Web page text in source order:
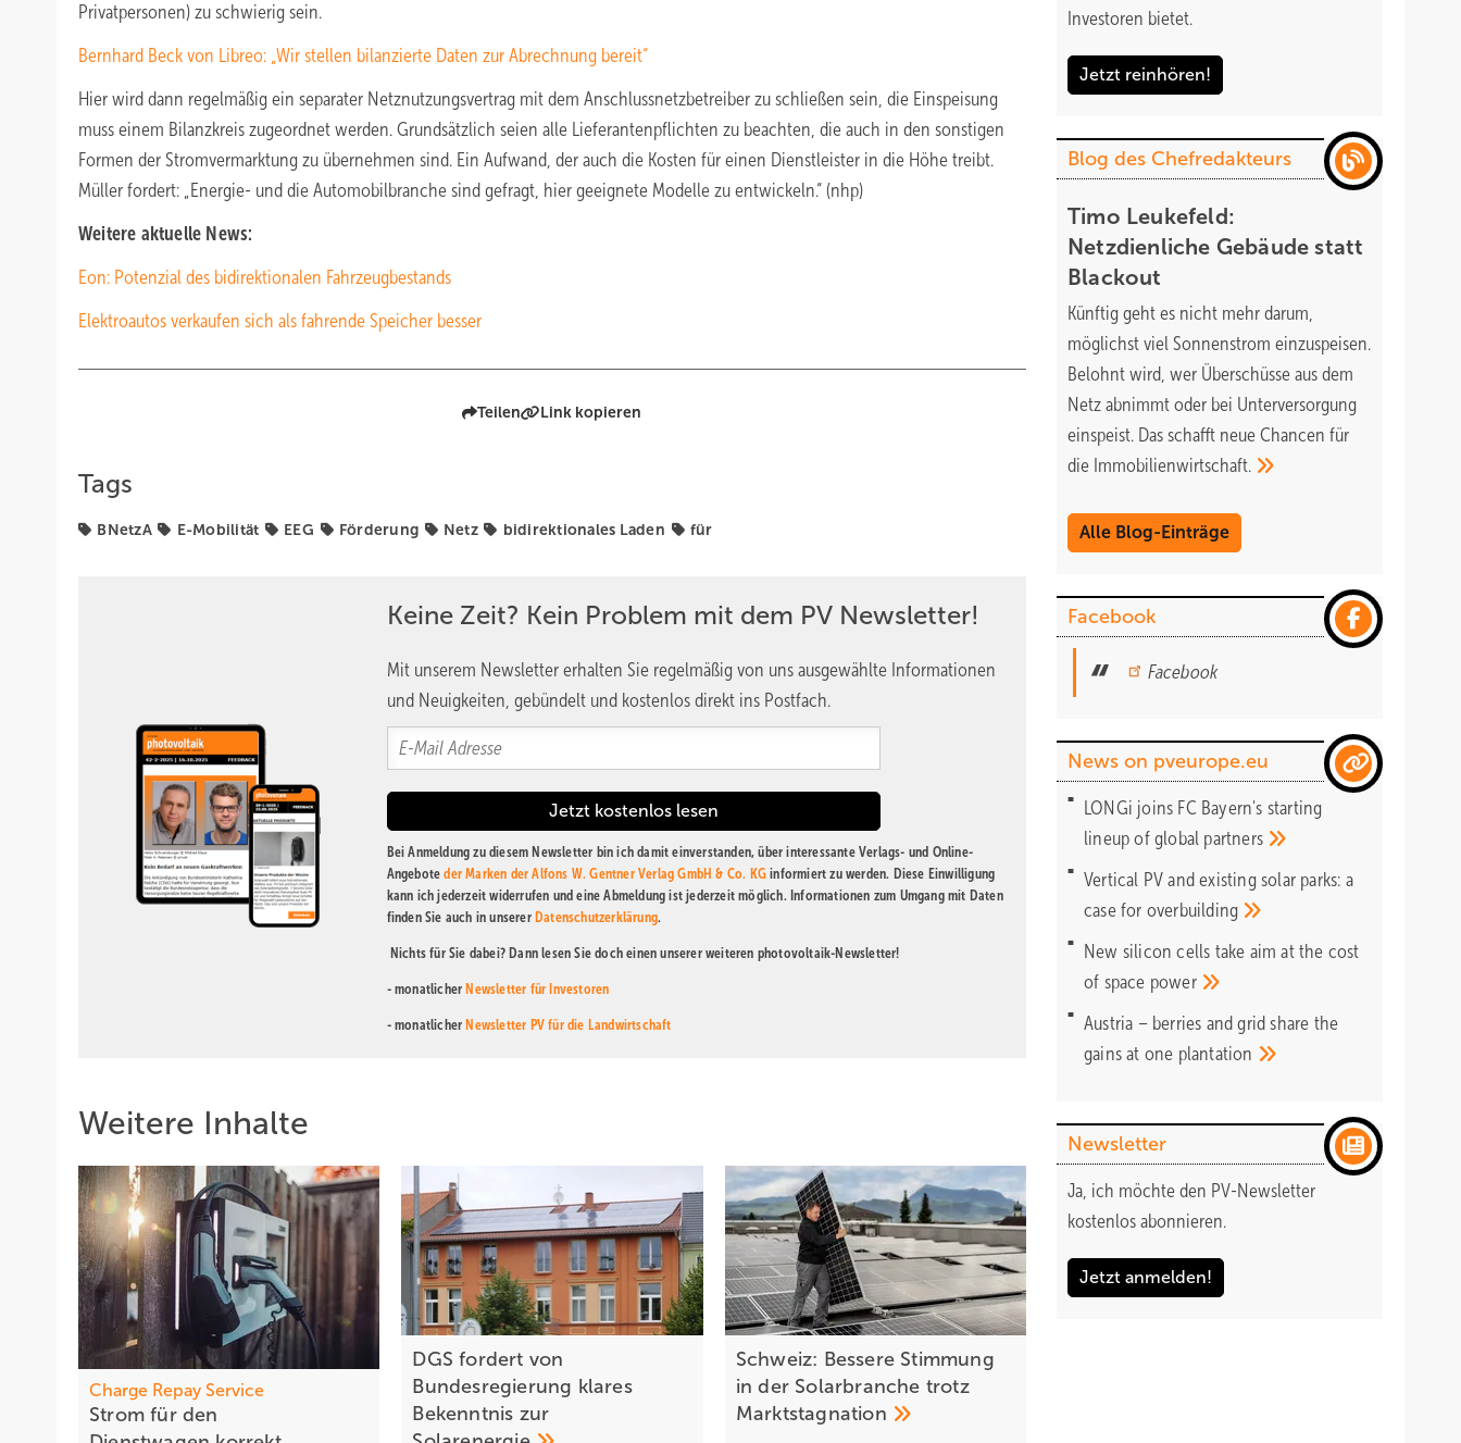
Privatpersonen) zu schwierig sein.
Bernhard Beck von Libreo: „Wir stellen bilanzierte Daten zur Abrechnung bereit“
Hier wird dann regelmäßig ein separater Netznutzungsvertrag mit dem Anschlussnetzbetreiber zu schließen sein, die Einspeisung
muss einem Bilanzkreis zugeordnet werden. Grundsätzlich seien alle Lieferantenpflichten zu beachten, die auch in den sonstigen
Formen der Stromvermarktung zu übernehmen sind. Ein Aufwand, der auch die Kosten für einen Dienstleister in die Höhe treibt.
Müller fordert: „Energie- und die Automobilbranche sind gefragt, hier geeignete Modelle zu entwickeln.“ (nhp)
Weitere aktuelle News:
Eon: Potenzial des bidirektionalen Fahrzeugbestands
Elektroautos verkaufen sich als fahrende Speicher besser
Teilen Link kopieren
Tags
BNetzA E-Mobilität EEG Förderung Netz bidirektionales Laden für
Keine Zeit? Kein Problem mit dem PV Newsletter!
Mit unserem Newsletter erhalten Sie regelmäßig von uns ausgewählte Informationen
und Neuigkeiten, gebündelt und kostenlos direkt ins Postfach.
Bei Anmeldung zu diesem Newsletter bin ich damit einverstanden, über interessante Verlags- und Online-
Angeboteder Marken der Alfons W. Gentner Verlag GmbH & Co. KG informiert zu werden. Diese Einwilligung
kann ich jederzeit widerrufen und eine Abmeldung ist jederzeit möglich. Informationen zum Umgang mit Daten
finden Sie auch in unserer Datenschutzerklärung.
Nichts für Sie dabei? Dann lesen Sie doch einen unserer weiteren photovoltaik-Newsletter!
- monatlicher Newsletter für Investoren
- monatlicher Newsletter PV für die Landwirtschaft
Weitere Inhalte
Charge Repay Service
Strom für den
DGS fordert von
Bundesregierung klares
Bekenntnis zur
Schweiz: Bessere Stimmung
in der Solarbranche trotz
Marktstagnation
Investoren bietet.
Jetzt reinhören!
Blog des Chefredakteurs
Timo Leukefeld:
Netzdienliche Gebäude statt
Blackout
Künftig geht es nicht mehr darum,
möglichst viel Sonnenstrom einzuspeisen.
Belohnt wird, wer Überschüsse aus dem
Netz abnimmt oder bei Unterversorgung
einspeist. Das schafft neue Chancen für
die Immobilienwirtschaft.
Alle Blog-Einträge
Facebook
Facebook
News on pveurope.eu
LONGi joins FC Bayern's starting
lineup of global partners
Vertical PV and existing solar parks: a
case for overbuilding
New silicon cells take aim at the cost
of space power
Austria – berries and grid share the
gains at one plantation
Newsletter
Ja, ich möchte den PV-Newsletter
kostenlos abonnieren.
Jetzt anmelden!